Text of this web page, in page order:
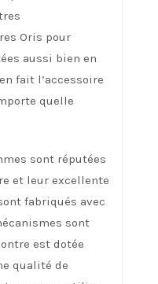
Oris pour
aussi bien en
fait l’accessoire
quelle
sont réputées
et leur excellente
fabriqués avec
sont
est dotée
qualité de